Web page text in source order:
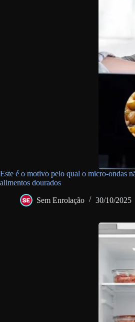
Este é o motivo pelo qual o micro-ondas
alimentos dourados
Sem Enrolação 30/10/2025